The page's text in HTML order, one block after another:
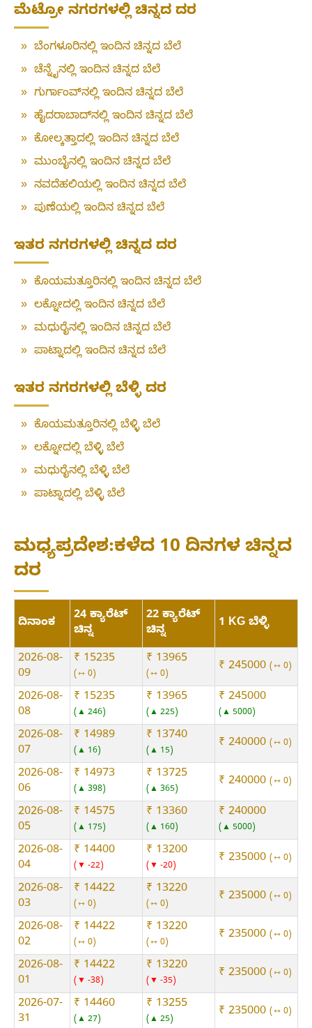
ಮೆಟ್ರೋ ನಗರಗಳಲ್ಲಿ ಚಿನ್ನದ ದರ
» ಬೆಂಗಳೂರಿನಲ್ಲಿ ಇಂದಿನ ಚಿನ್ನದ ಬೆಲೆ
» ಚೆನ್ನೈನಲ್ಲಿ ಇಂದಿನ ಚಿನ್ನದ ಬೆಲೆ
» ಗುರ್ಗಾಂವ್‌ನಲ್ಲಿ ಇಂದಿನ ಚಿನ್ನದ ಬೆಲೆ
» ಹೈದರಾಬಾದ್‌ನಲ್ಲಿ ಇಂದಿನ ಚಿನ್ನದ ಬೆಲೆ
» ಕೋಲ್ಕತ್ತಾದಲ್ಲಿ ಇಂದಿನ ಚಿನ್ನದ ಬೆಲೆ
» ಮುಂಬೈನಲ್ಲಿ ಇಂದಿನ ಚಿನ್ನದ ಬೆಲೆ
» ನವದೆಹಲಿಯಲ್ಲಿ ಇಂದಿನ ಚಿನ್ನದ ಬೆಲೆ
» ಪುಣೆಯಲ್ಲಿ ಇಂದಿನ ಚಿನ್ನದ ಬೆಲೆ
ಇತರ ನಗರಗಳಲ್ಲಿ ಚಿನ್ನದ ದರ
» ಕೊಯಮತ್ತೂರಿನಲ್ಲಿ ಇಂದಿನ ಚಿನ್ನದ ಬೆಲೆ
» ಲಕ್ನೋದಲ್ಲಿ ಇಂದಿನ ಚಿನ್ನದ ಬೆಲೆ
» ಮಧುರೈನಲ್ಲಿ ಇಂದಿನ ಚಿನ್ನದ ಬೆಲೆ
» ಪಾಟ್ನಾದಲ್ಲಿ ಇಂದಿನ ಚಿನ್ನದ ಬೆಲೆ
ಇತರ ನಗರಗಳಲ್ಲಿ ಬೆಳ್ಳಿ ದರ
» ಕೊಯಮತ್ತೂರಿನಲ್ಲಿ ಬೆಳ್ಳಿ ಬೆಲೆ
» ಲಕ್ನೋದಲ್ಲಿ ಬೆಳ್ಳಿ ಬೆಲೆ
» ಮಧುರೈನಲ್ಲಿ ಬೆಳ್ಳಿ ಬೆಲೆ
» ಪಾಟ್ನಾದಲ್ಲಿ ಬೆಳ್ಳಿ ಬೆಲೆ
ಮಧ್ಯಪ್ರದೇಶ:ಕಳೆದ 10 ದಿನಗಳ ಚಿನ್ನದ
ದರ
ದಿನಾಂಕ
24 ಕ್ಯಾರೆಟ್
ಚಿನ್ನ
22 ಕ್ಯಾರೆಟ್
ಚಿನ್ನ
1 KG ಬೆಳ್ಳಿ
2026-08-
09
₹ 15235
⇿ 0
₹ 13965
⇿ 0 ₹ 245000 ⇿ 0
2026-08-
08
₹ 15235
▲ 246
₹ 13965
▲ 225
₹ 245000
▲ 5000
2026-08-
07
₹ 14989
▲ 16
₹ 13740
▲ 15 ₹ 240000 ⇿ 0
2026-08-
06
₹ 14973
▲ 398
₹ 13725
▲ 365 ₹ 240000 ⇿ 0
2026-08-
05
₹ 14575
▲ 175
₹ 13360
▲ 160
₹ 240000
▲ 5000
2026-08-
04
₹ 14400
▼ -22
₹ 13200
▼ -20 ₹ 235000 ⇿ 0
2026-08-
03
₹ 14422
⇿ 0
₹ 13220
⇿ 0 ₹ 235000 ⇿ 0
2026-08-
02
₹ 14422
⇿ 0
₹ 13220
⇿ 0 ₹ 235000 ⇿ 0
2026-08-
01
₹ 14422
▼ -38
₹ 13220
▼ -35 ₹ 235000 ⇿ 0
2026-07-
31
₹ 14460
▲ 27
₹ 13255
▲ 25 ₹ 235000 ⇿ 0